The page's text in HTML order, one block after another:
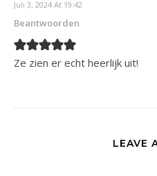
Juli 3, 2024 At 19:42
Beantwoorden
Ze zien er echt heerlijk uit!
LEAVE